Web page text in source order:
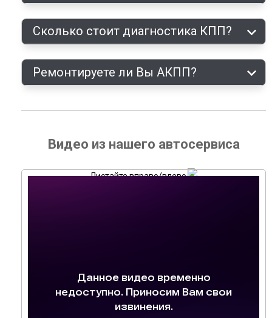
Сколько стоит диагностика КПП?
Ремонтируете ли Вы АКПП?
Видео из нашего автосервиса
Листайте вправо/влево